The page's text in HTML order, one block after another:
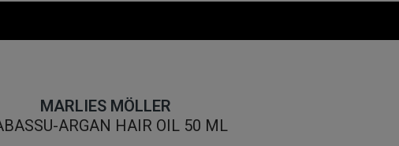
MARLIES MÖLLER
ARGAN HAIR OIL 50 ML